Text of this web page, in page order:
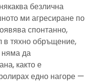
безлична
ми агресиране по
спонтанно,
в тяхно обръщение,
няма да
както е
едно нагоре —